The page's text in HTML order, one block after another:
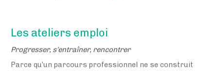
Les ateliers emploi
Progresser, s’entraîner, rencontrer
Parce qu’un parcours professionnel ne se construit